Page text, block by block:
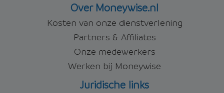
Over Moneywise.nl
Kosten van onze dienstverlening
Partners & Affiliates
Onze medewerkers
Werken bij Moneywise
Juridische links